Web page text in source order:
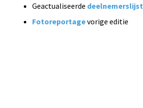
Geactualiseerde deelnemerslijst
Fotoreportagevorige editie